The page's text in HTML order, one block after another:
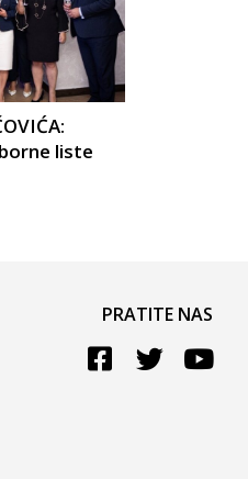
liste
PRATITE NAS